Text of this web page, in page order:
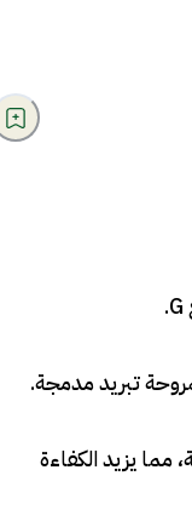
.
.
15 درجة مئوية، مما يزيد الكفاءة